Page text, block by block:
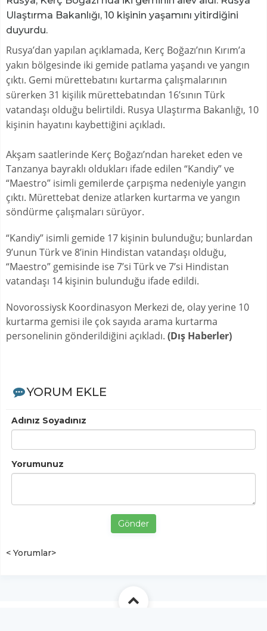
Ulaştırma Bakanlığı, 10 kişinin yaşamını yitirdiğini
duyurdu.
Rusya’dan yapılan açıklamada, Kerç Boğazı’nın Kırım’a
yakın bölgesinde iki gemide patlama yaşandı ve yangın
çıktı. Gemi mürettebatını kurtarma çalışmalarının
sürerken 31 kişilik mürettebatından 16’sının Türk
vatandaşı olduğu belirtildi. Rusya Ulaştırma Bakanlığı, 10
kişinin hayatını kaybettiğini açıkladı.
Akşam saatlerinde Kerç Boğazı’ndan hareket eden ve
Tanzanya bayraklı oldukları ifade edilen “Kandiy” ve
“Maestro” isimli gemilerde çarpışma nedeniyle yangın
çıktı. Mürettebat denize atlarken kurtarma ve yangın
söndürme çalışmaları sürüyor.
“Kandiy” isimli gemide 17 kişinin bulunduğu; bunlardan
9’unun Türk ve 8’inin Hindistan vatandaşı olduğu,
“Maestro” gemisinde ise 7’si Türk ve 7’si Hindistan
vatandaşı 14 kişinin bulunduğu ifade edildi.
Novorossiysk Koordinasyon Merkezi de, olay yerine 10
kurtarma gemisi ile çok sayıda arama kurtarma
personelinin gönderildiğini açıkladı. (Dış Haberler)
YORUM EKLE
Adınız Soyadınız
Yorumunuz
Gönder
< Yorumlar>